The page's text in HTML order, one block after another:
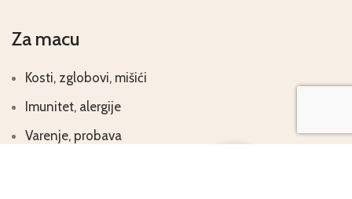
Za macu
Kosti, zglobovi, mišići
Imunitet, alergije
Varenje, probava